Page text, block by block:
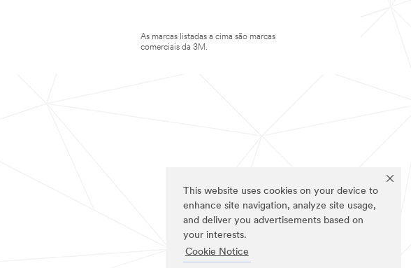
This website uses cookies on your device to
enhance site navigation, analyze site usage,
and deliver you advertisements based on
your interests.
Cookie Notice
As marcas listadas a cima são marcas
comerciais da 3M.